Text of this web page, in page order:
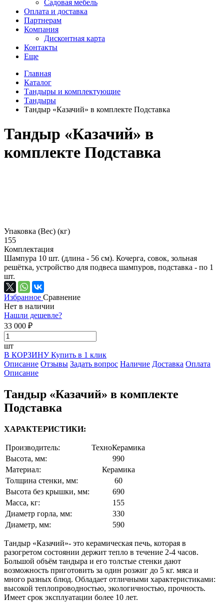
Садовая мебель
Оплата и доставка
Партнерам
Компания
Дисконтная карта
Контакты
Еще
Главная
Каталог
Тандыры и комплектующие
Тандыры
Тандыр «Казачий» в комплекте Подставка
Тандыр «Казачий» в
комплекте Подставка
Упаковка (Вес) (кг)
155
Комплектация
Шампура 10 шт. (длина - 56 см). Кочерга, совок, зольная
решётка, устройство для подвеса шампуров, подставка - по 1
шт.
Избранное Сравнение
Нет в наличии
Нашли дешевле?
33 000 ₽
шт
В КОРЗИНУКупить в 1 клик
Описание Отзывы Задать вопрос Наличие Доставка Оплата
Описание
Тандыр «Казачий» в комплекте
Подставка
ХАРАКТЕРИСТИКИ:
Производитель:
ТехноКерамика
Высота, мм:
990
Материал:
Керамика
Толщина стенки, мм:
60
Высота без крышки, мм:
690
Масса, кг:
155
Диаметр горла, мм:
330
Диаметр, мм:
590
Тандыр «Казачий»- это керамическая печь, которая в
разогретом состоянии держит тепло в течение 2-4 часов.
Большой объём тандыра и его толстые стенки дают
возможность приготовить за один розжиг до 5 кг. мяса и
много разных блюд. Обладает отличными характеристиками:
высокой теплопроводностью, экологичностью, прочность.
Имеет срок эксплуатации более 10 лет.